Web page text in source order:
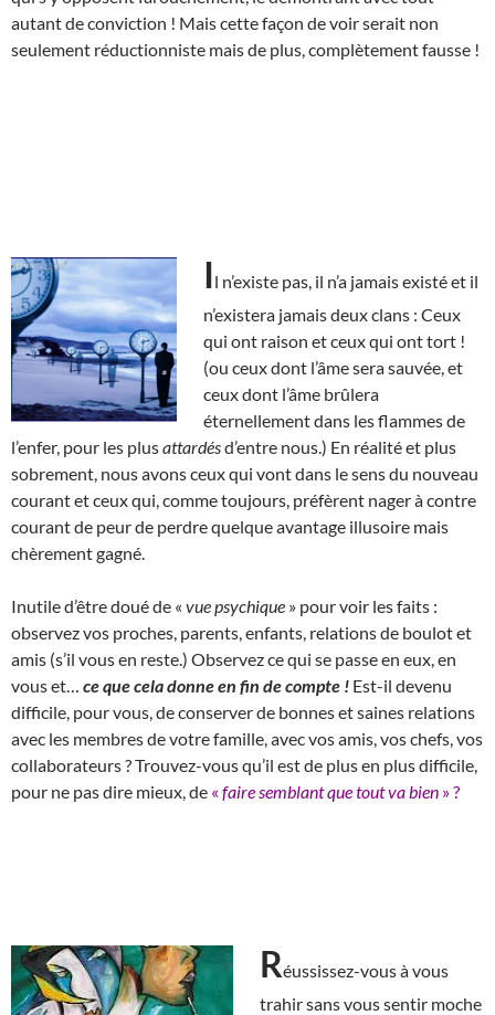
autant de conviction ! Mais cette façon de voir serait non
seulement réductionniste mais de plus, complètement fausse !
Il n’existe pas, il n’a jamais existé et il
n’existera jamais deux clans : Ceux
qui ont raison et ceux qui ont tort !
(ou ceux dont l’âme sera sauvée, et
ceux dont l’âme brûlera
éternellement dans les flammes de
l’enfer, pour les plusattardésd’entre nous.) En réalité et plus
sobrement, nous avons ceux qui vont dans le sens du nouveau
courant et ceux qui, comme toujours, préfèrent nager à contre
courant de peur de perdre quelque avantage illusoire mais
chèrement gagné.
Inutile d’être doué de « vue psychique » pour voir les faits :
observez vos proches, parents, enfants, relations de boulot et
amis (s’il vous en reste.) Observez ce qui se passe en eux, en
vous et… ce que cela donne en fin de compte ! Est-il devenu
difficile, pour vous, de conserver de bonnes et saines relations
avec les membres de votre famille, avec vos amis, vos chefs, vos
collaborateurs ? Trouvez-vous qu’il est de plus en plus difficile,
pour ne pas dire mieux, de « faire semblant que tout va bien » ?
Réussissez-vous à vous
trahir sans vous sentir moche